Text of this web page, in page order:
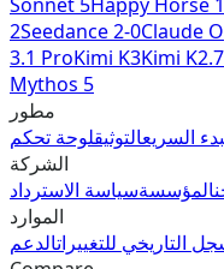
2Seedance 2-0Claude
3.1 ProKimi K3Kimi
Mythos 5
مطور
السريعالتوثيق
الشركة
المؤسسةسياسة الاسترداد
الموارد
التاريخي للتغييراتالدعم